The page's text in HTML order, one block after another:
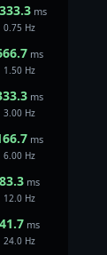
ms
0.75 Hz
ms
1.50 Hz
ms
3.00 Hz
ms
6.00 Hz
83.3 ms
12.0 Hz
41.7 ms
24.0 Hz